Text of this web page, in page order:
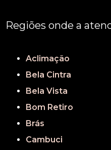
Regiões onde a
Aclimação
Bela Cintra
Bela Vista
Bom Retiro
Brás
Cambuci